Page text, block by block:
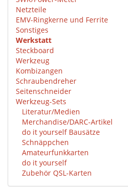
Netzteile
EMV-Ringkerne und Ferrite
Sonstiges
Werkstatt
Steckboard
Werkzeug
Kombizangen
Schraubendreher
Seitenschneider
Werkzeug-Sets
Literatur/Medien
Merchandise/DARC-Artikel
do it yourself Bausätze
Schnäppchen
Amateurfunkkarten
do it yourself
Zubehör QSL-Karten